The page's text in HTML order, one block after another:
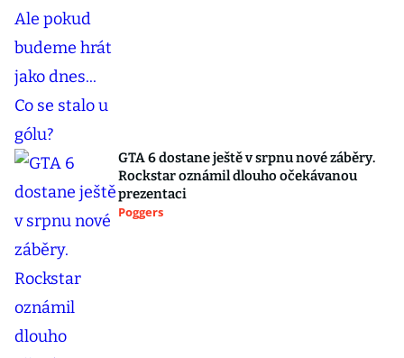
GTA 6 dostane ještě v srpnu nové záběry.
Rockstar oznámil dlouho očekávanou
prezentaci
Poggers